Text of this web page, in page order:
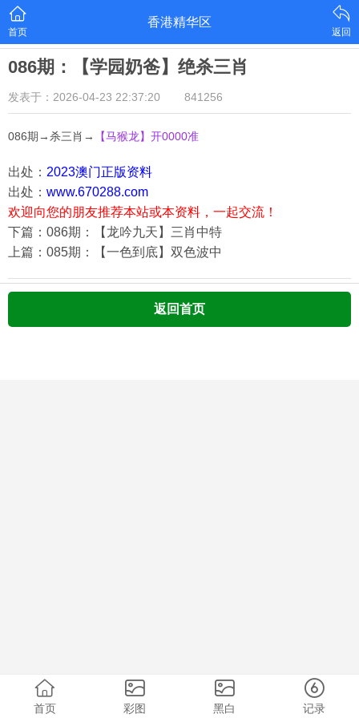
首页
香港精华区
返回
086期：【学园奶爸】绝杀三肖
发表于：2026-04-23 22:37:20 841256
086期→杀三肖→ 【马猴龙】开0000准
出处： 2023澳门正版资料
出处： www.670288.com
欢迎向您的朋友推荐本站或本资料，一起交流！
下篇：086期：【龙吟九天】三肖中特
上篇：085期：【一色到底】双色波中
返回首页
首页 彩图 黑白 记录